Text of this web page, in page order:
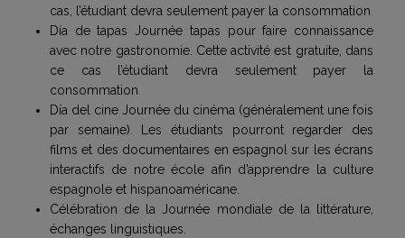
cas, l’étudiant devra seulement payer la consommation.
Día de tapas Journée tapas pour faire connaissance
avec notre gastronomie. Cette activité est gratuite, dans
ce cas l’étudiant devra seulement payer la
consommation.
Día del cine Journée du cinéma (généralement une fois
par semaine). Les étudiants pourront regarder des
films et des documentaires en espagnol sur les écrans
interactifs de notre école afin d’apprendre la culture
espagnole et hispanoaméricane.
Célébration de la Journée mondiale de la littérature,
échanges linguistiques.